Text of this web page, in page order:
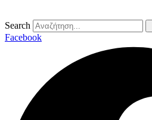
Search
Facebook